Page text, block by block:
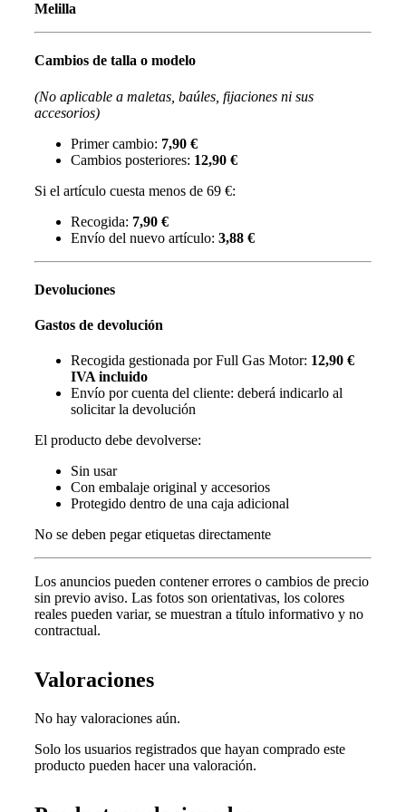
Melilla
Cambios de talla o modelo
(No aplicable a maletas, baúles, fijaciones ni sus
accesorios)
Primer cambio: 7,90 €
Cambios posteriores: 12,90 €
Si el artículo cuesta menos de 69 €:
Recogida: 7,90 €
Envío del nuevo artículo: 3,88 €
Devoluciones
Gastos de devolución
Recogida gestionada por Full Gas Motor: 12,90 €
IVA incluido
Envío por cuenta del cliente: deberá indicarlo al
solicitar la devolución
El producto debe devolverse:
Sin usar
Con embalaje original y accesorios
Protegido dentro de una caja adicional
No se deben pegar etiquetas directamente
Los anuncios pueden contener errores o cambios de precio
sin previo aviso. Las fotos son orientativas, los colores
reales pueden variar, se muestran a título informativo y no
contractual.
Valoraciones
No hay valoraciones aún.
Solo los usuarios registrados que hayan comprado este
producto pueden hacer una valoración.